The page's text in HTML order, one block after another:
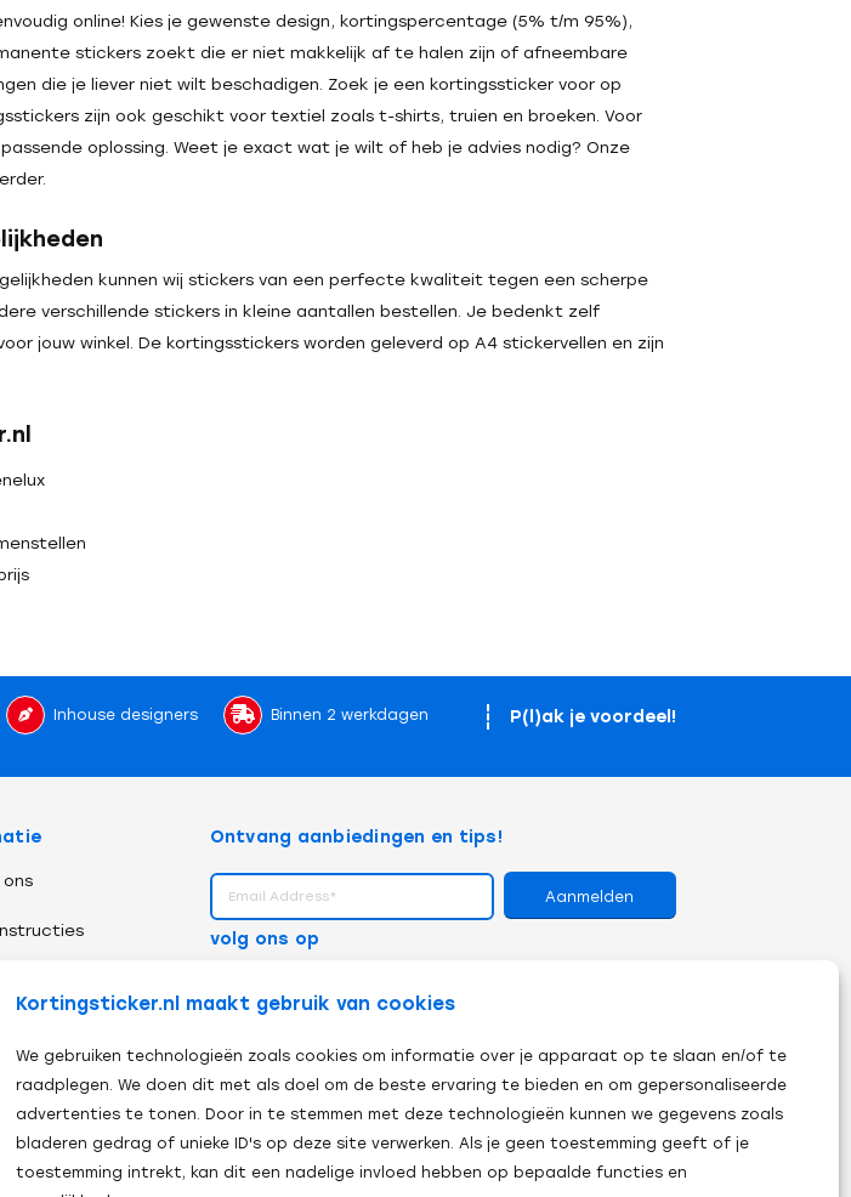
Kortingsticker.nl maakt gebruik van cookies
We gebruiken technologieën zoals cookies om informatie over je apparaat op te slaan en/of te
raadplegen. We doen dit met als doel om de beste ervaring te bieden en om gepersonaliseerde
advertenties te tonen. Door in te stemmen met deze technologieën kunnen we gegevens zoals
bladeren gedrag of unieke ID's op deze site verwerken. Als je geen toestemming geeft of je
toestemming intrekt, kan dit een nadelige invloed hebben op bepaalde functies en
online! Kies je gewenste design, kortingspercentage (5% t/m 95%),
stickers zoekt die er niet makkelijk af te halen zijn of afneembare
die je liever niet wilt beschadigen. Zoek je een kortingssticker voor op
zijn ook geschikt voor textiel zoals t-shirts, truien en broeken. Voor
oplossing. Weet je exact wat je wilt of heb je advies nodig? Onze
kunnen wij stickers van een perfecte kwaliteit tegen een scherpe
verschillende stickers in kleine aantallen bestellen. Je bedenkt zelf
jouw winkel. De kortingsstickers worden geleverd op A4 stickervellen en zijn
Inhouse designers
Binnen 2 werkdagen
P(l)ak je voordeel!
ons
Ontvang aanbiedingen en tips!
volg ons op